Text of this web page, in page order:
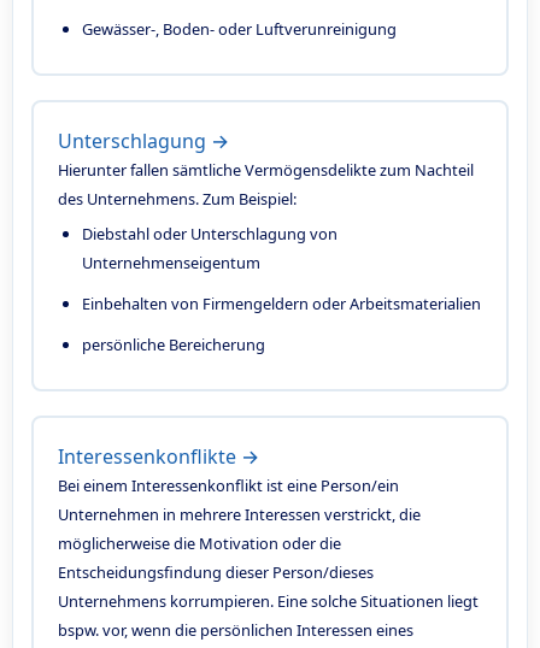
Gewässer-, Boden- oder Luftverunreinigung
Unterschlagung →
Hierunter fallen sämtliche Vermögensdelikte zum Nachteil
des Unternehmens. Zum Beispiel:
Diebstahl oder Unterschlagung von
Unternehmenseigentum
Einbehalten von Firmengeldern oder Arbeitsmaterialien
persönliche Bereicherung
Interessenkonflikte →
Bei einem Interessenkonflikt ist eine Person/ein
Unternehmen in mehrere Interessen verstrickt, die
möglicherweise die Motivation oder die
Entscheidungsfindung dieser Person/dieses
Unternehmens korrumpieren. Eine solche Situationen liegt
bspw. vor, wenn die persönlichen Interessen eines